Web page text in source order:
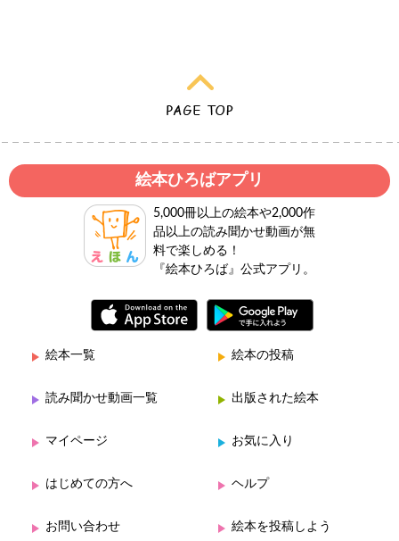
絵本ひろばアプリ
5,000冊以上の絵本や2,000作
品以上の読み聞かせ動画が無
料で楽しめる！
『絵本ひろば』公式アプリ。
絵本一覧 絵本の投稿
読み聞かせ動画一覧 出版された絵本
マイページ お気に入り
はじめての方へ ヘルプ
お問い合わせ 絵本を投稿しよう